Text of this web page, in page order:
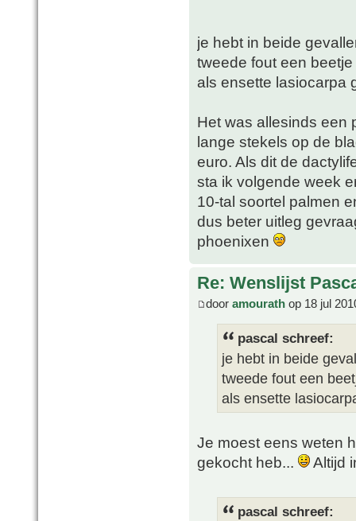
je hebt in beide
tweede fout een
als ensette lasiocarpa
Het was allesinds een
lange stekels op de
euro. Als dit de
sta ik volgende week
10-tal soortel palmen
dus beter uitleg
phoenixen
Re: Wenslijst
door amourath op 18 jul
pascal schreef:
je hebt in beide
tweede fout een
als ensette
Je moest eens weten
gekocht heb...
Altijd
pascal schreef: